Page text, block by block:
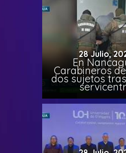
28 Julio,
En
Carabineros
dos sujetos